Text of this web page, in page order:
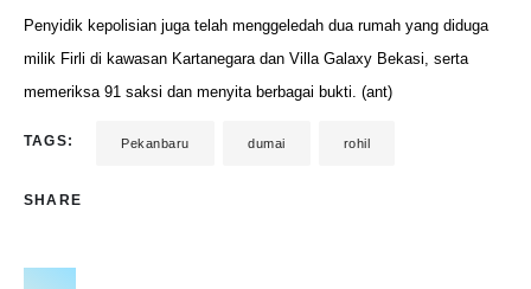
Penyidik kepolisian juga telah menggeledah dua rumah yang diduga
milik Firli di kawasan Kartanegara dan Villa Galaxy Bekasi, serta
memeriksa 91 saksi dan menyita berbagai bukti. (ant)
TAGS: Pekanbaru dumai rohil
SHARE